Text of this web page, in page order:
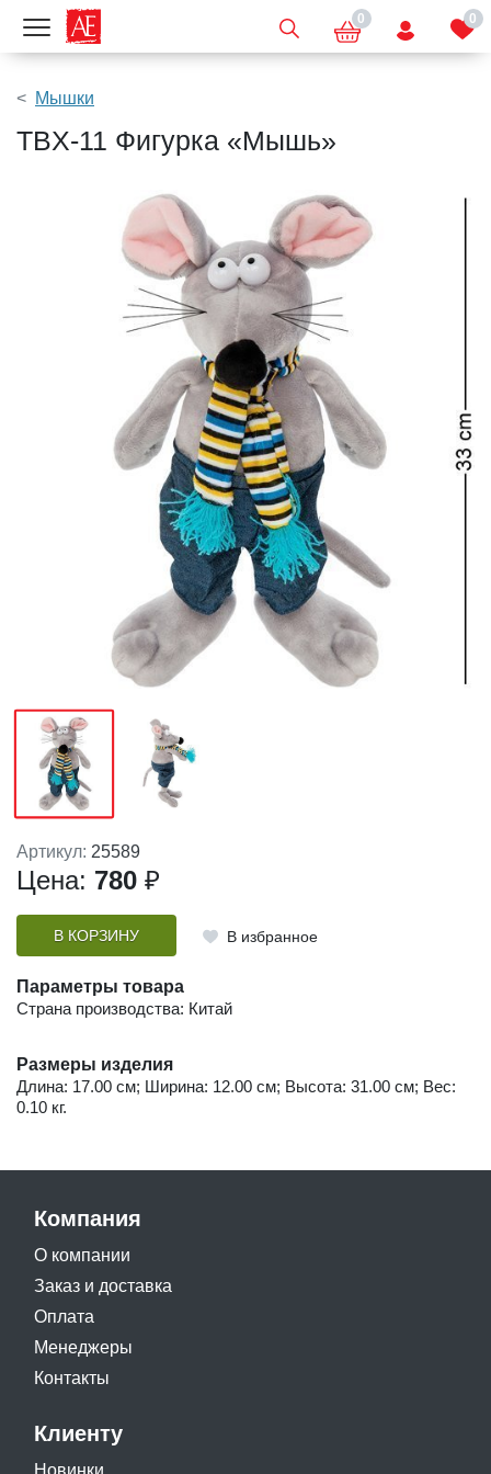
Показать меню 0 0
Мышки
TBX-11 Фигурка «Мышь»
Артикул: 25589
Цена: 780 ₽
В КОРЗИНУ В избранное
Параметры товара
Страна производства: Китай
Размеры изделия
Длина: 17.00 см; Ширина: 12.00 см; Высота: 31.00 см; Вес:
0.10 кг.
Компания
О компании
Заказ и доставка
Оплата
Менеджеры
Контакты
Клиенту
Новинки